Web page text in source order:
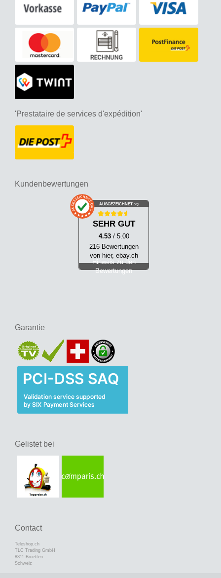
'Prestataire de services d'expédition'
Kundenbewertungen
AUSGEZEICHNET .org
SEHR GUT
4.53 / 5.00
216 Bewertungen
von hier, ebay.ch
Hinweis zu den
Bewertungen
Garantie
Gelistet bei
Contact
Teleshop.ch
TLC Trading GmbH
8311 Bruetten
Schweiz